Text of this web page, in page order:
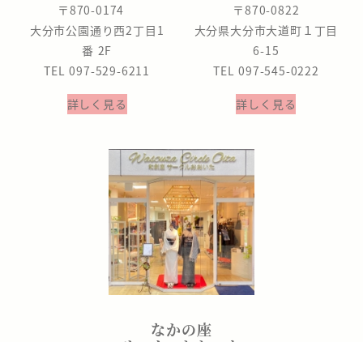
〒870-0174
大分市公園通り西2丁目1
番 2F
TEL 097-529-6211
詳しく見る
〒870-0822
大分県大分市大道町１丁目
6-15
TEL 097-545-0222
詳しく見る
なかの座